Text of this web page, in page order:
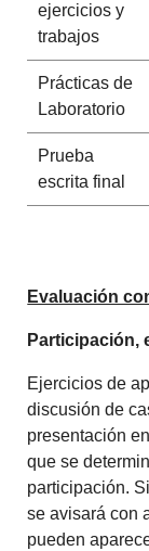
ejercicios y
trabajos
Prácticas de
Laboratorio
Prueba
escrita final
Evaluación
Participación,
Ejercicios de
discusión de
presentación
que se
participación.
se avisará con
pueden